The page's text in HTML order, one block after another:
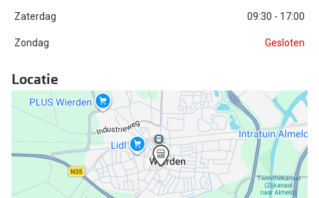
Michael Kors
Emporio Armani
Unofficial
Oakley
Ralph Lauren
Burberry
Alle brillen merken
Lenzen
Alles
Zaterdag 09:30 - 17:00
Zondag Gesloten
Locatie